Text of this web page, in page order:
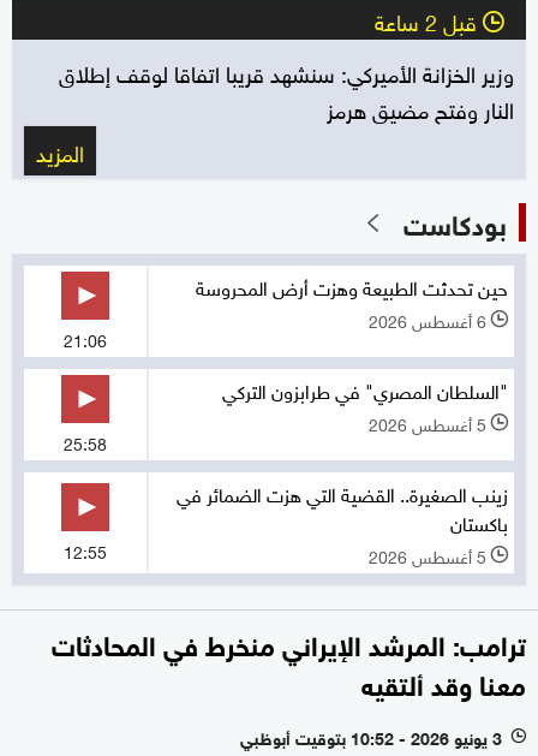
l قبل 2 ساعة
وزير الخزانة الأميركي: سنشهد قريبا اتفاقا لوقف إطلاق
النار وفتح مضيق هرمز
المزيد
بودكاست
حين تحدثت الطبيعة وهزت أرض المحروسة
l 6 أغسطس 2026
21:06
"السلطان المصري" في طرابزون التركي
l 5 أغسطس 2026
25:58
زينب الصغيرة.. القضية التي هزت الضمائر في
باكستان
l 5 أغسطس 2026 12:55
ترامب: المرشد الإيراني منخرط في المحادثات
معنا وقد ألتقيه
l 3 يونيو 2026 - 10:52 بتوقيت أبوظبي